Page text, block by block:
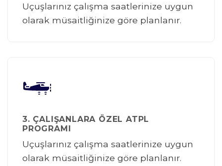
Uçuşlarınız çalışma saatlerinize uygun
olarak müsaitliğinize göre planlanır.
3. ÇALIŞANLARA ÖZEL ATPL
PROGRAMI
Uçuşlarınız çalışma saatlerinize uygun
olarak müsaitliğinize göre planlanır.